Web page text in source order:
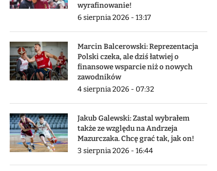
wyrafinowanie!
6 sierpnia 2026 - 13:17
Marcin Balcerowski: Reprezentacja
Polski czeka, ale dziś łatwiej o
finansowe wsparcie niż o nowych
zawodników
4 sierpnia 2026 - 07:32
Jakub Galewski: Zastal wybrałem
także ze względu na Andrzeja
Mazurczaka. Chcę grać tak, jak on!
3 sierpnia 2026 - 16:44